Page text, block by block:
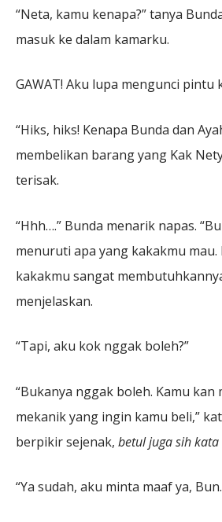
“Neta, kamu kenapa?” tanya
masuk ke dalam kamarku.
GAWAT! Aku lupa mengunci pintu
“Hiks, hiks! Kenapa Bunda dan
membelikan barang yang Kak
terisak.
“Hhh….” Bunda menarik napas.
menuruti apa yang kakakmu
kakakmu sangat
menjelaskan.
“Tapi, aku kok nggak boleh?”
“Bukanya nggak boleh. Kamu kan
mekanik yang ingin kamu beli,”
berpikir sejenak, betul juga sih kata
“Ya sudah, aku minta maaf ya,